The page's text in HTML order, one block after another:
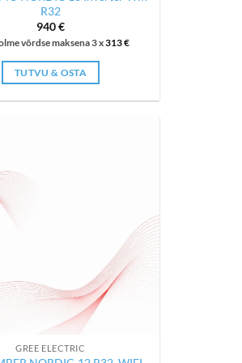
R32
940€
võrdse maksena 3 x313€
TUTVU & OSTA
GREE ELECTRIC